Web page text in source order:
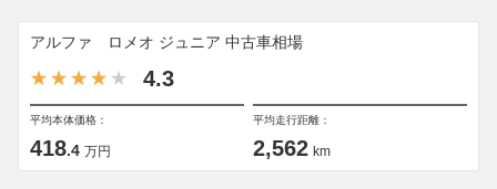
アルファ ロメオ ジュニア 中古車相場
4.3
平均本体価格：
418.4 万円
平均走行距離：
2,562 km